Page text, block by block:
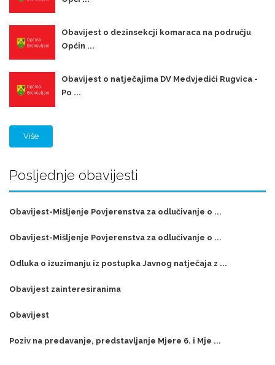
Obavijest o dezinsekcji komaraca na području
Općin ...
Obavijest o natječajima DV Medvjedići Rugvica -
Po ...
Više
Posljednje obavijesti
Obavijest-Mišljenje Povjerenstva za odlučivanje o ...
Obavijest-Mišljenje Povjerenstva za odlučivanje o ...
Odluka o izuzimanju iz postupka Javnog natječaja z ...
Obavijest zainteresiranima
Obavijest
Poziv na predavanje, predstavljanje Mjere 6. i Mje ...